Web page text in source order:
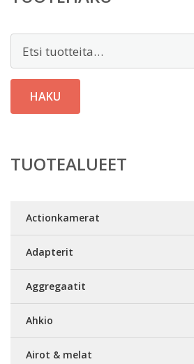
HAKU
TUOTEALUEET
Actionkamerat
Adapterit
Aggregaatit
Ahkio
Airot & melat